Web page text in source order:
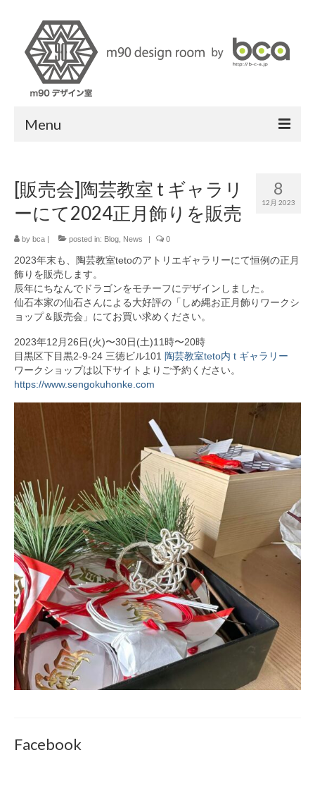
Menu
m90 design
News
Styling Service
Contact us
8
12月 2023
[販売会]陶芸教室 t ギャラリ
ーにて2024正月飾りを販売
by bca | posted in: Blog News | 0
2023年末も、陶芸教室tetoのアトリエギャラリーにて恒例の正月
飾りを販売します。
辰年にちなんでドラゴンをモチーフにデザインしました。
仙石本家の仙石さんによる大好評の「しめ縄お正月飾りワークシ
ョップ＆販売会」にてお買い求めください。
2023年12月26日(火)〜30日(土)11時〜20時
目黒区下目黒2-9-24 三徳ビル101 陶芸教室teto内 t ギャラリー
ワークショップは以下サイトよりご予約ください。
https://www.sengokuhonke.com
Facebook